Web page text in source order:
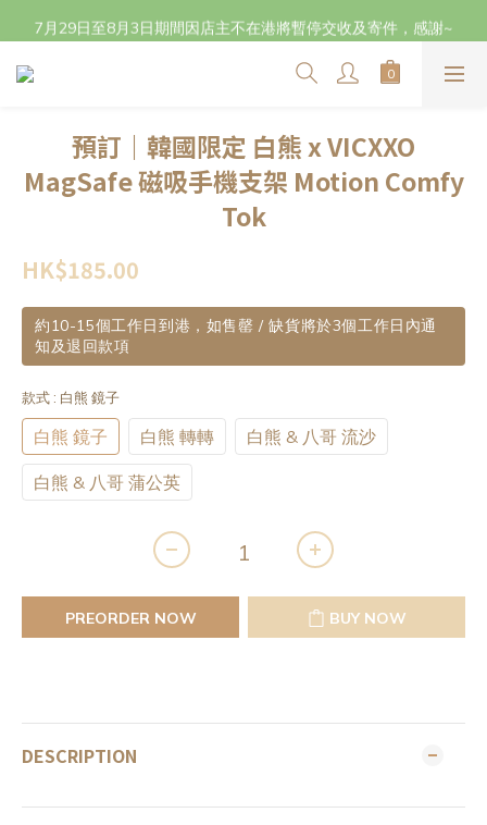
立即成為會員 (๑•̀ㅂ•́)و✧登記生日獲取$20購物金 及下單賺取點數
7月29日至8月3日期間因店主不在港將暫停交收及寄件，感謝~
立即成為會員 (๑•̀ㅂ•́)و✧登記生日獲取$20購物金 及下單賺取點數
預訂｜韓國限定 白熊 x VICXXO
MagSafe 磁吸手機支架 Motion Comfy
Tok
HK$185.00
約10-15個工作日到港，如售罄 / 缺貨將於3個工作日內通
知及退回款項
款式 : 白熊 鏡子
白熊 鏡子 白熊 轉轉 白熊 & 八哥 流沙
白熊 & 八哥 蒲公英
PREORDER NOW BUY NOW
DESCRIPTION